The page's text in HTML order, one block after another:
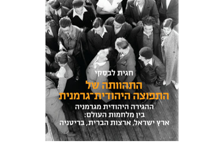
חגית לבסקי
מאירה טורצקי
מחיר השקה
$34
$24